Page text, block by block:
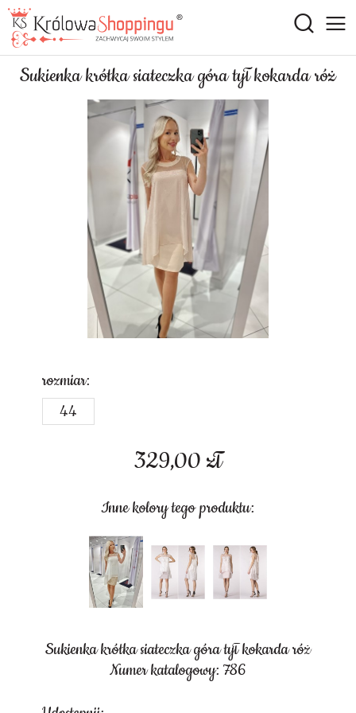
Sukienka krótka siateczka góra tył kokarda róż
329,00 zł
Inne kolory tego produktu:
rozmiar:
44
Sukienka krótka siateczka góra tył kokarda róż
Numer katalogowy: 786